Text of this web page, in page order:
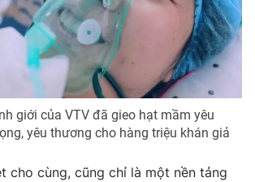
giới của VTV đã gieo hạt mầm yêu
yêu thương cho hàng triệu khán giả
cho cùng, cũng chỉ là một nền tảng